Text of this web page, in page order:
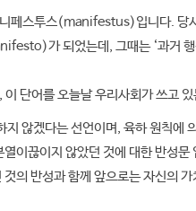
페스투스(manifestus)입니다. 당
가 되었는데, 그때는 ‘과거
단어를 오늘날 우리사회가 쓰고
않겠다는 선언이며, 육하 원칙에
이끊이지 않았던 것에 대한 반성문
의 반성과 함께 앞으로는 자신의